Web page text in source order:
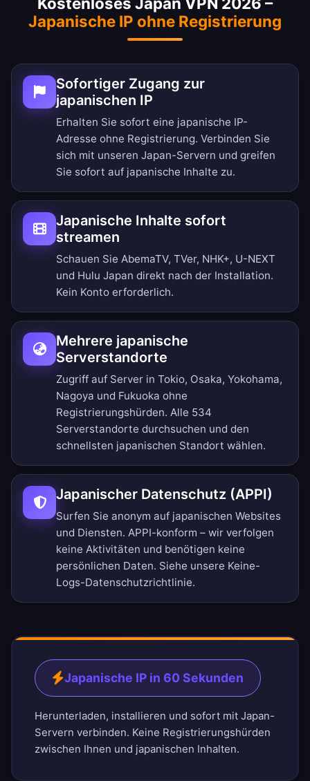
Japanische IP ohne Registrierung
Sofortiger Zugang zur
japanischen IP
Erhalten Sie sofort eine japanische IP-
Adresse ohne Registrierung. Verbinden Sie
sich mit unseren Japan-Servern und greifen
Sie sofort auf japanische Inhalte zu.
Japanische Inhalte sofort
streamen
Schauen Sie AbemaTV, TVer, NHK+, U-NEXT
und Hulu Japan direkt nach der Installation.
Kein Konto erforderlich.
Mehrere japanische
Serverstandorte
Zugriff auf Server in Tokio, Osaka, Yokohama,
Nagoya und Fukuoka ohne
Registrierungshürden. Alle 534
Serverstandorte durchsuchen und den
schnellsten japanischen Standort wählen.
Japanischer Datenschutz (APPI)
Surfen Sie anonym auf japanischen Websites
und Diensten. APPI-konform – wir verfolgen
keine Aktivitäten und benötigen keine
persönlichen Daten. Siehe unsere Keine-
Logs-Datenschutzrichtlinie.
Japanische IP in 60 Sekunden
Herunterladen, installieren und sofort mit Japan-
Servern verbinden. Keine Registrierungshürden
zwischen Ihnen und japanischen Inhalten.